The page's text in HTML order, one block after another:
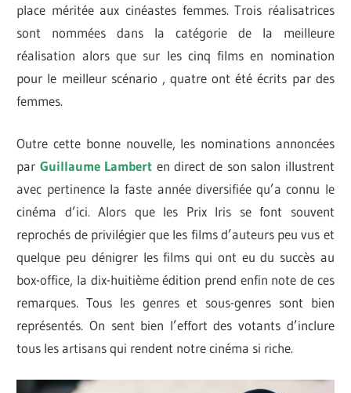
place méritée aux cinéastes femmes. Trois réalisatrices
sont nommées dans la catégorie de la meilleure
réalisation alors que sur les cinq films en nomination
pour le meilleur scénario , quatre ont été écrits par des
femmes.
Outre cette bonne nouvelle, les nominations annoncées
par Guillaume Lambert en direct de son salon illustrent
avec pertinence la faste année diversifiée qu’a connu le
cinéma d’ici. Alors que les Prix Iris se font souvent
reprochés de privilégier que les films d’auteurs peu vus et
quelque peu dénigrer les films qui ont eu du succès au
box-office, la dix-huitième édition prend enfin note de ces
remarques. Tous les genres et sous-genres sont bien
représentés. On sent bien l’effort des votants d’inclure
tous les artisans qui rendent notre cinéma si riche.